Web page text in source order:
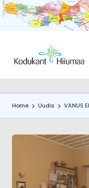
K
d
u
t
Ühendus
Home Uudis VANUS